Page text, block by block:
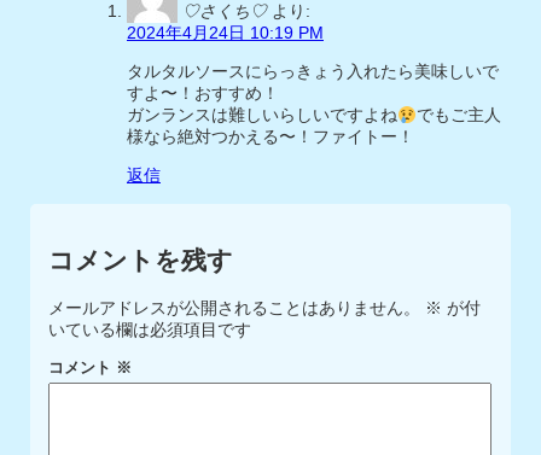
♡さくち♡ より:
2024年4月24日 10:19 PM
タルタルソースにらっきょう入れたら美味しいで
すよ〜！おすすめ！
ガンランスは難しいらしいですよね
でもご主人
様なら絶対つかえる〜！ファイトー！
返信
コメントを残す
メールアドレスが公開されることはありません。 ※ が付
いている欄は必須項目です
コメント ※